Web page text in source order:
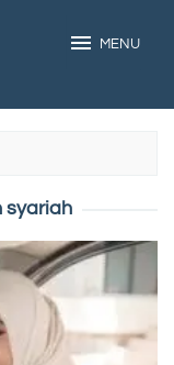
MENU
syariah